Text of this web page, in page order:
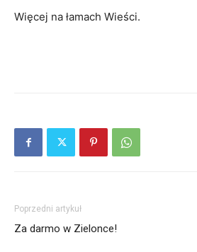
Więcej na łamach Wieści.
Poprzedni artykuł
Za darmo w Zielonce!